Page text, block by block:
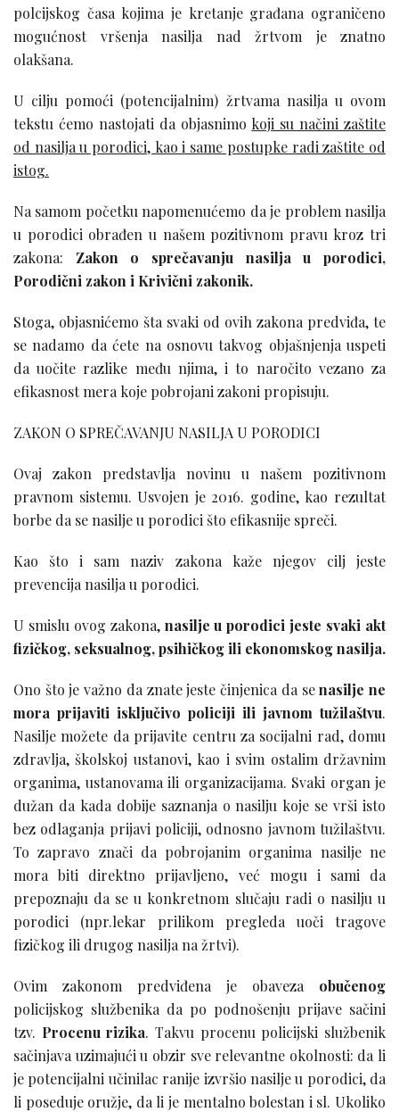
polcijskog časa kojima je kretanje građana ograničeno
mogućnost vršenja nasilja nad žrtvom je znatno
olakšana.
U cilju pomoći (potencijalnim) žrtvama nasilja u ovom
tekstu ćemo nastojati da objasnimo koji su načini zaštite
od nasilja u porodici, kao i same postupke radi zaštite od
istog.
Na samom početku napomenućemo da je problem nasilja
u porodici obrađen u našem pozitivnom pravu kroz tri
zakona: Zakon o sprečavanju nasilja u porodici,
Porodični zakon i Krivični zakonik.
Stoga, objasnićemo šta svaki od ovih zakona predviđa, te
se nadamo da ćete na osnovu takvog objašnjenja uspeti
da uočite razlike među njima, i to naročito vezano za
efikasnost mera koje pobrojani zakoni propisuju.
ZAKON O SPREČAVANJU NASILJA U PORODICI
Ovaj zakon predstavlja novinu u našem pozitivnom
pravnom sistemu. Usvojen je 2016. godine, kao rezultat
borbe da se nasilje u porodici što efikasnije spreči.
Kao što i sam naziv zakona kaže njegov cilj jeste
prevencija nasilja u porodici.
U smislu ovog zakona, nasilje u porodici jeste svaki akt
fizičkog, seksualnog, psihičkog ili ekonomskog nasilja.
Ono što je važno da znate jeste činjenica da senasilje ne
mora prijaviti isključivo policiji ili javnom tužilaštvu.
Nasilje možete da prijavite centru za socijalni rad, domu
zdravlja, školskoj ustanovi, kao i svim ostalim državnim
organima, ustanovama ili organizacijama. Svaki organ je
dužan da kada dobije saznanja o nasilju koje se vrši isto
bez odlaganja prijavi policiji, odnosno javnom tužilaštvu.
To zapravo znači da pobrojanim organima nasilje ne
mora biti direktno prijavljeno, već mogu i sami da
prepoznaju da se u konkretnom slučaju radi o nasilju u
porodici (npr.lekar prilikom pregleda uoči tragove
fizičkog ili drugog nasilja na žrtvi).
Ovim zakonom predviđena je obaveza obučenog
policijskog službenika da po podnošenju prijave sačini
tzv. Procenu rizika. Takvu procenu policijski službenik
sačinjava uzimajući u obzir sve relevantne okolnosti: da li
je potencijalni učinilac ranije izvršio nasilje u porodici, da
li poseduje oružje, da li je mentalno bolestan i sl. Ukoliko